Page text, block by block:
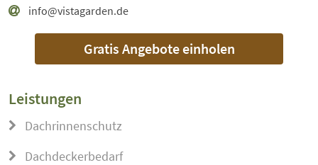
info@vistagarden.de
Gratis Angebote einholen
Leistungen
Dachrinnenschutz
Dachdeckerbedarf